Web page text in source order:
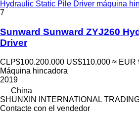
Hydraulic Static Pile Driver máquina
7
Sunward Sunward ZYJ260
Driver
CLP$100.200.000 US$110.000 ≈ EUR
Máquina hincadora
2019
China
SHUNXIN INTERNATIONAL
Contacte con el vendedor